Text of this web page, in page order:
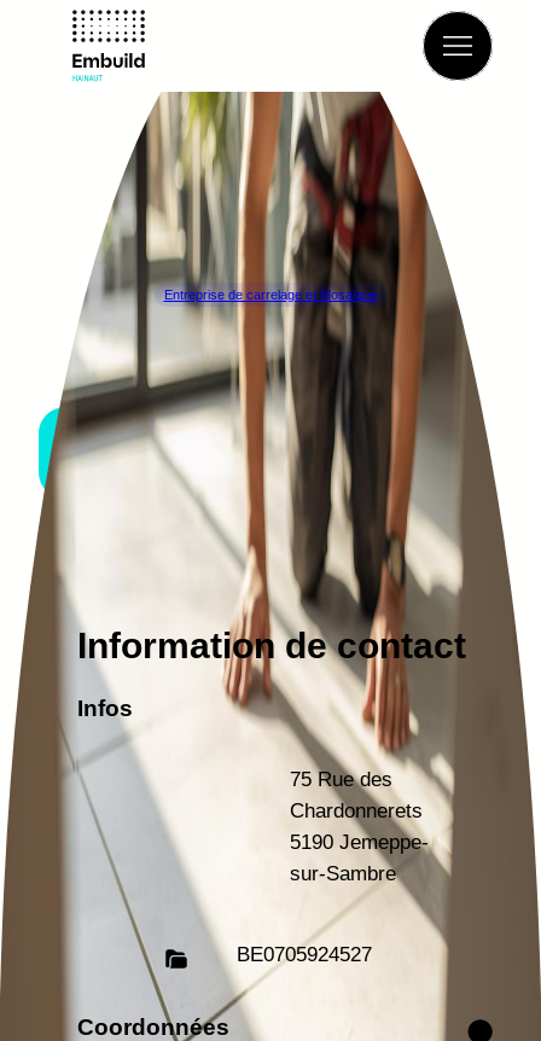
Retour à l’annuaire
Entreprise de carrelage et Mosaïque
Nori, Jonathan
JEMEPPE-SUR-SAMBRE
Information de contact
Infos
75 Rue des
Chardonnerets
5190 Jemeppe-
sur-Sambre
BE0705924527
Coordonnées